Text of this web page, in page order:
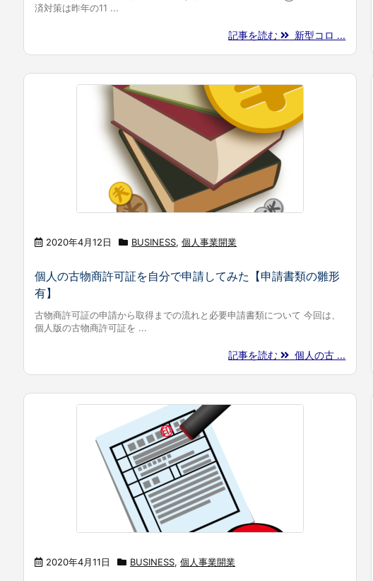
済対策は昨年の11 ...
記事を読む 新型コロ ...
2020年4月12日 BUSINESS, 個人事業開業
個人の古物商許可証を自分で申請してみた【申請書類の雛形
有】
古物商許可証の申請から取得までの流れと必要申請書類について 今回は、
個人版の古物商許可証を ...
記事を読む 個人の古 ...
2020年4月11日 BUSINESS, 個人事業開業